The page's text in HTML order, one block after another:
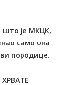
што је МКЦК,
само она
породице.